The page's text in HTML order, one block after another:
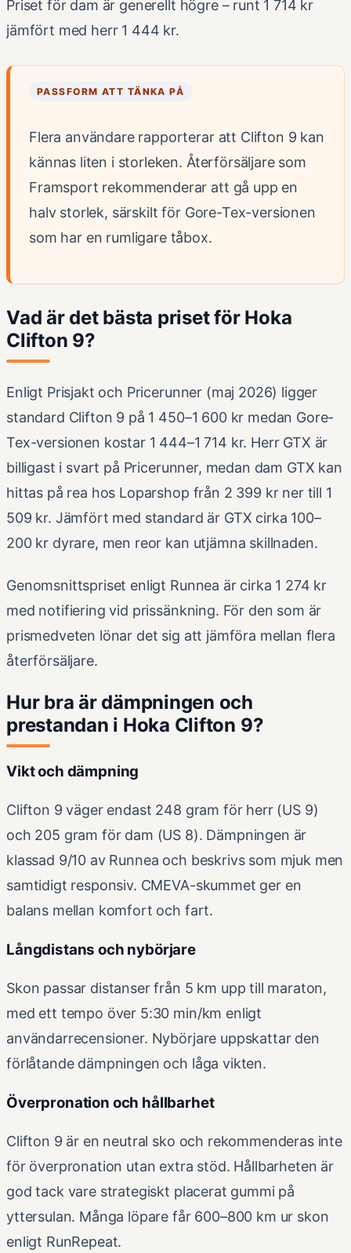
Priset för dam är generellt högre – runt 1 714 kr
jämfört med herr 1 444 kr.
PASSFORM ATT TÄNKA PÅ
Flera användare rapporterar att Clifton 9 kan
kännas liten i storleken. Återförsäljare som
Framsport rekommenderar att gå upp en
halv storlek, särskilt för Gore-Tex-versionen
som har en rumligare tåbox.
Vad är det bästa priset för Hoka
Clifton 9?
Enligt Prisjakt och Pricerunner (maj 2026) ligger
standard Clifton 9 på 1 450–1 600 kr medan Gore-
Tex-versionen kostar 1 444–1 714 kr. Herr GTX är
billigast i svart på Pricerunner, medan dam GTX kan
hittas på rea hos Loparshop från 2 399 kr ner till 1
509 kr. Jämfört med standard är GTX cirka 100–
200 kr dyrare, men reor kan utjämna skillnaden.
Genomsnittspriset enligt Runnea är cirka 1 274 kr
med notifiering vid prissänkning. För den som är
prismedveten lönar det sig att jämföra mellan flera
återförsäljare.
Hur bra är dämpningen och
prestandan i Hoka Clifton 9?
Vikt och dämpning
Clifton 9 väger endast 248 gram för herr (US 9)
och 205 gram för dam (US 8). Dämpningen är
klassad 9/10 av Runnea och beskrivs som mjuk men
samtidigt responsiv. CMEVA-skummet ger en
balans mellan komfort och fart.
Långdistans och nybörjare
Skon passar distanser från 5 km upp till maraton,
med ett tempo över 5:30 min/km enligt
användarrecensioner. Nybörjare uppskattar den
förlåtande dämpningen och låga vikten.
Överpronation och hållbarhet
Clifton 9 är en neutral sko och rekommenderas inte
för överpronation utan extra stöd. Hållbarheten är
god tack vare strategiskt placerat gummi på
yttersulan. Många löpare får 600–800 km ur skon
enligt RunRepeat.